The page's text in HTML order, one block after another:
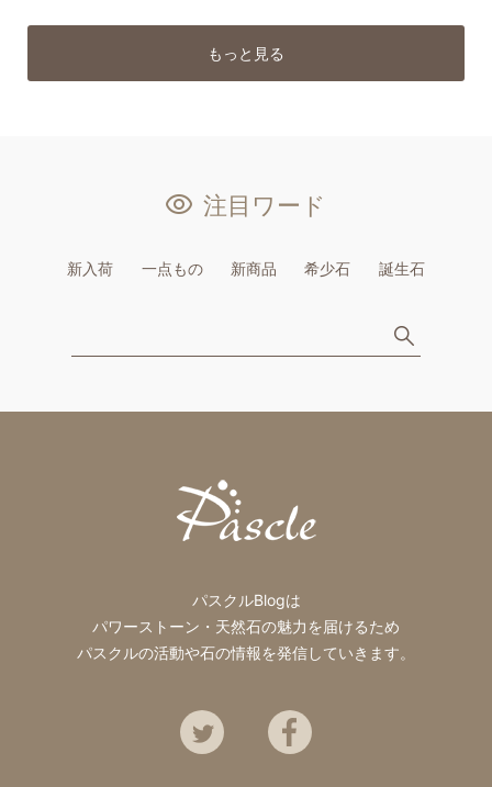
もっと見る
注目ワード
新入荷 一点もの 新商品 希少石 誕生石
パスクルBlogは
パワーストーン・天然石の魅力を届けるため
パスクルの活動や石の情報を発信していきます。
Twitter